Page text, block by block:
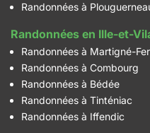
Randonnées à
Randonnées en Ille-et-
Randonnées à Martigné-
Randonnées à Combourg
Randonnées à Bédée
Randonnées à Tinténiac
Randonnées à Iffendic